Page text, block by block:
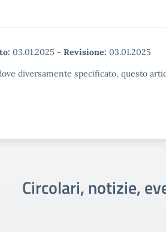
03.01.2025 - Revisione: 03.01.2025
diversamente specificato, questo
Circolari, notizie,